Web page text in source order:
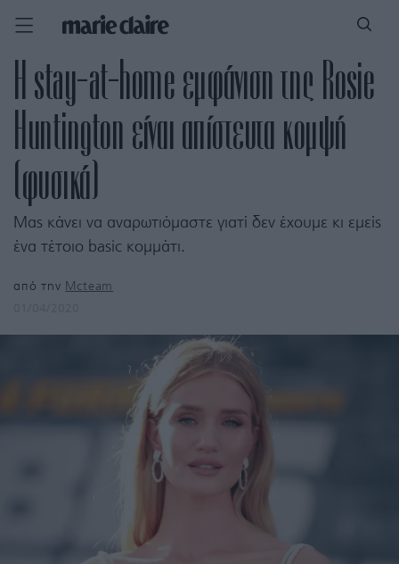
H stay-at-home εμφάνιση της Rosie
Huntington είναι απίστευτα κομψή
(φυσικά)
Μας κάνει να αναρωτιόμαστε γιατί δεν έχουμε κι εμείς
ένα τέτοιο basic κομμάτι.
από την Mcteam